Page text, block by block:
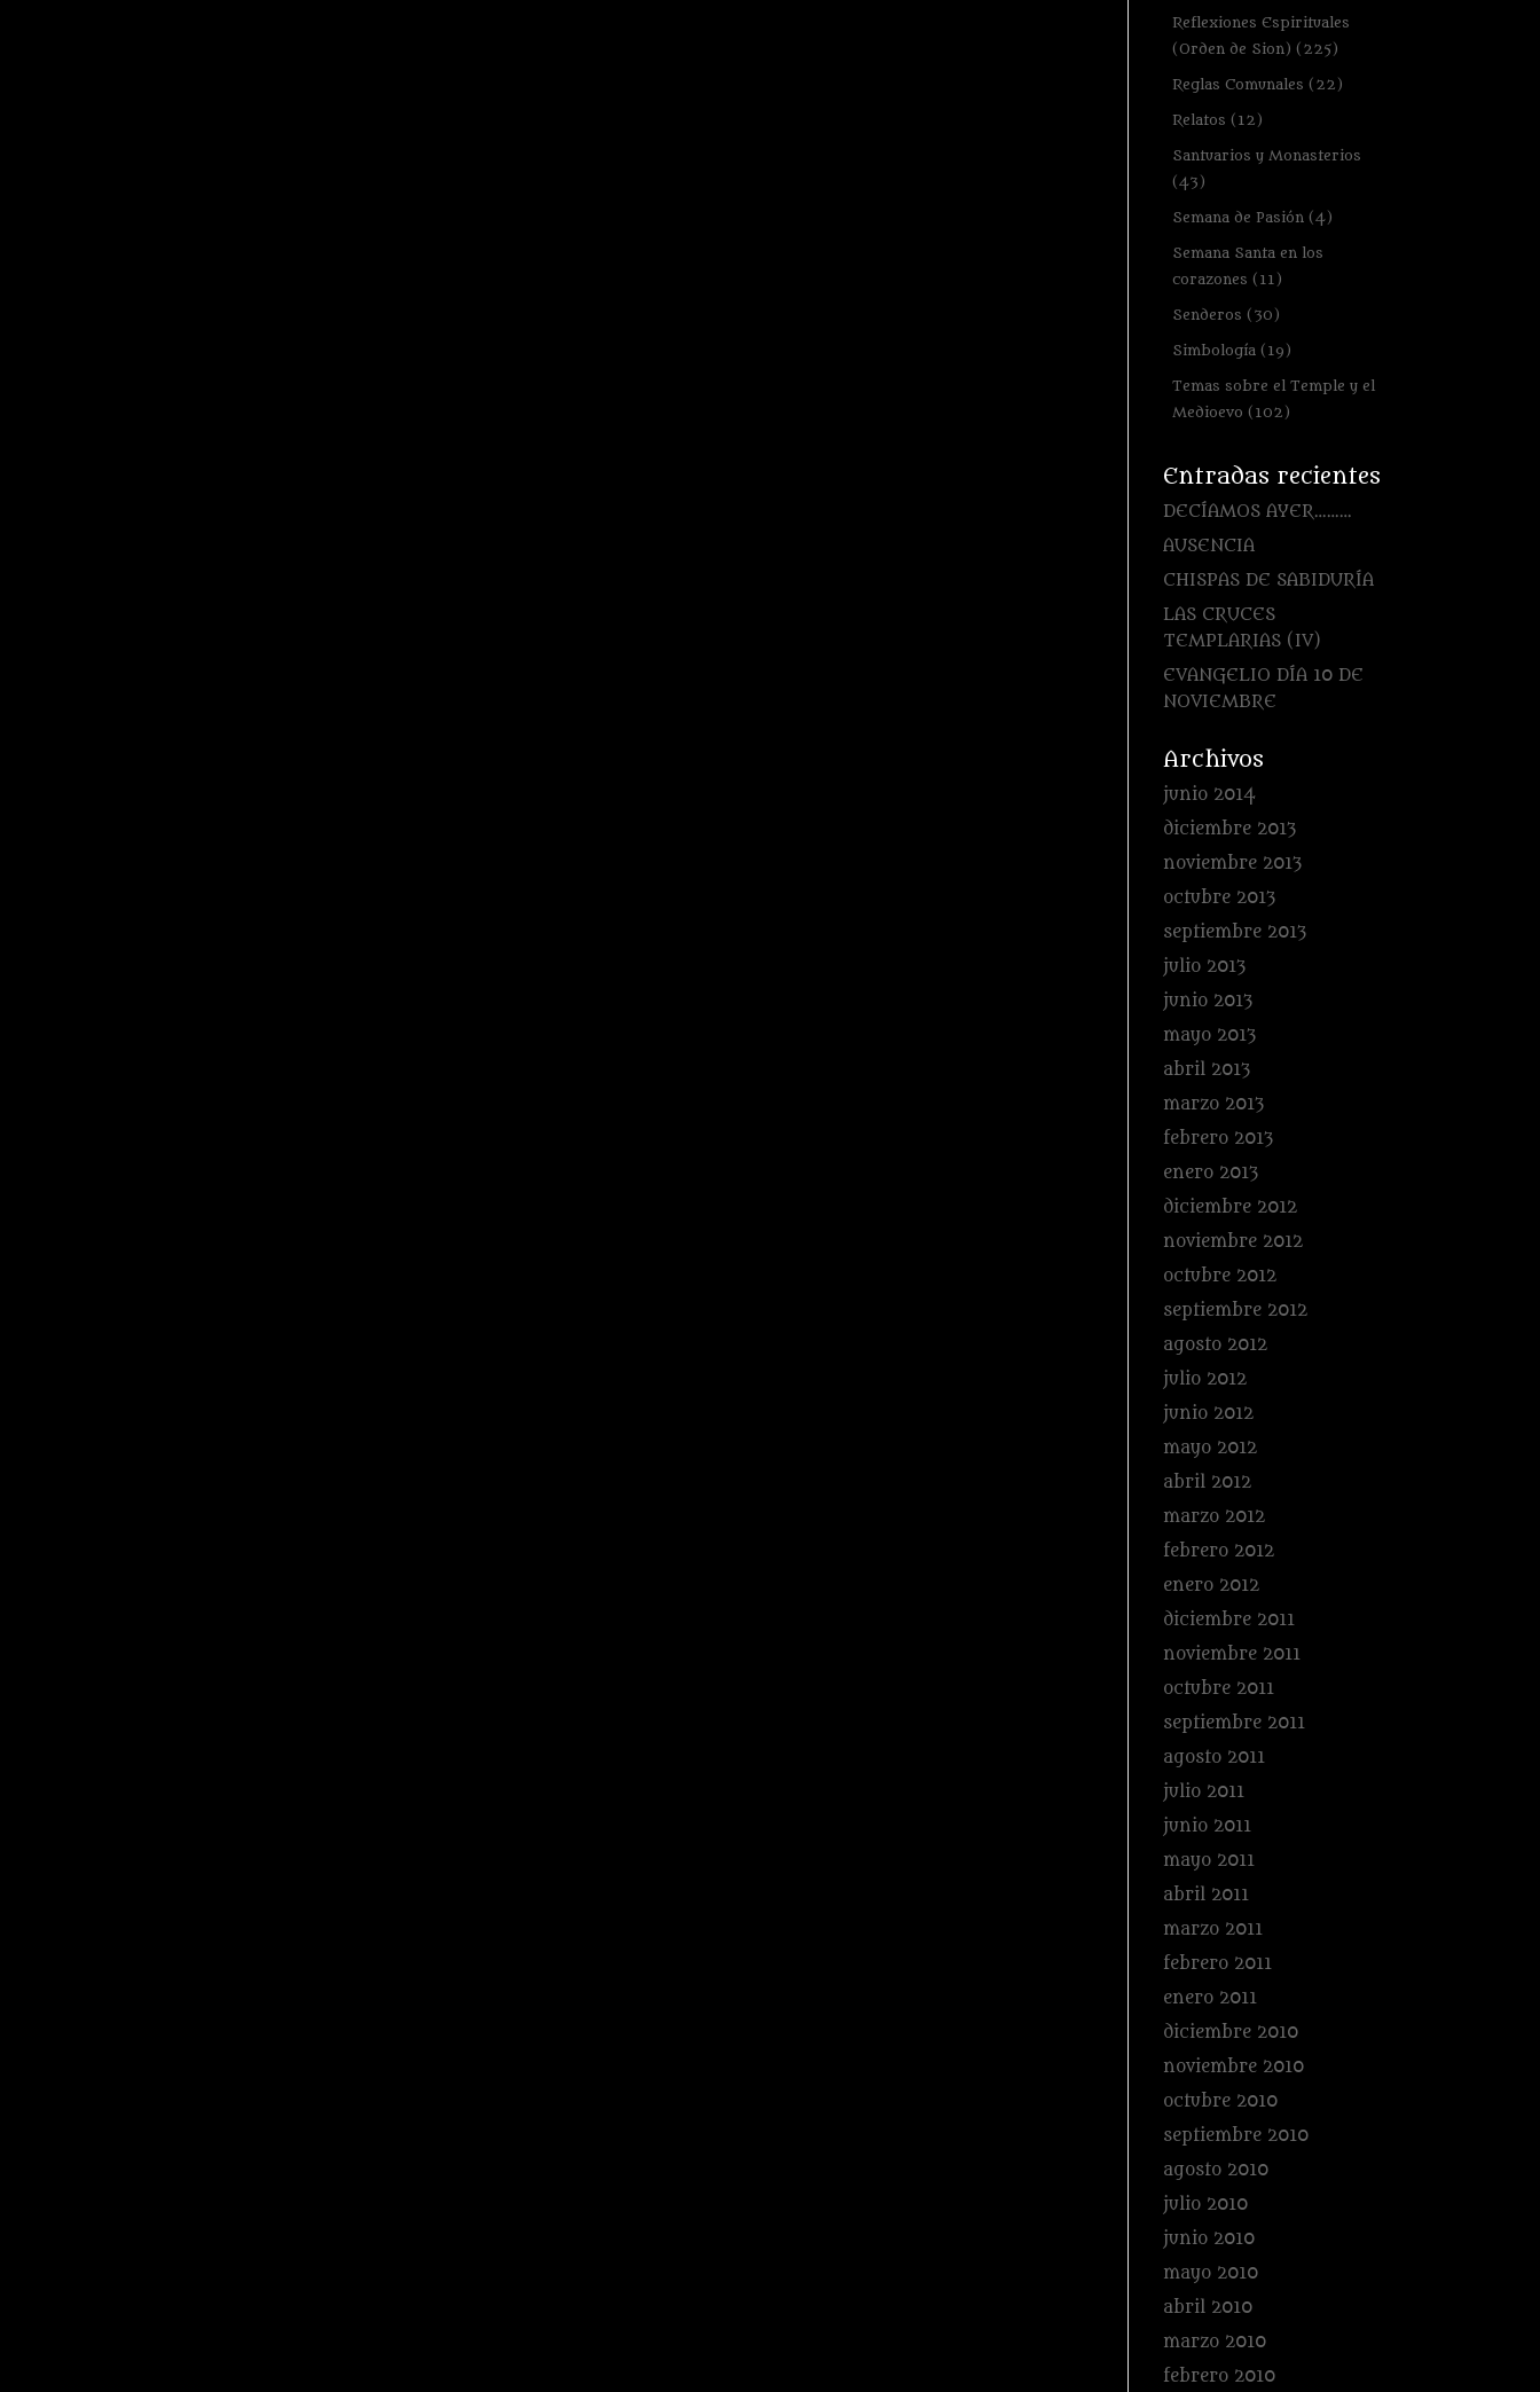
Reflexiones Espirituales
(Orden de Sion) (225)
Reglas Comunales (22)
Relatos (12)
Santuarios y Monasterios
(43)
Semana de Pasión (4)
Semana Santa en los
corazones (11)
Senderos (30)
Simbología (19)
Temas sobre el Temple y el
Medioevo (102)
Entradas recientes
DECÍAMOS AYER………
AUSENCIA
CHISPAS DE SABIDURÍA
LAS CRUCES
TEMPLARIAS (IV)
EVANGELIO DÍA 10 DE
NOVIEMBRE
Archivos
junio 2014
diciembre 2013
noviembre 2013
octubre 2013
septiembre 2013
julio 2013
junio 2013
mayo 2013
abril 2013
marzo 2013
febrero 2013
enero 2013
diciembre 2012
noviembre 2012
octubre 2012
septiembre 2012
agosto 2012
julio 2012
junio 2012
mayo 2012
abril 2012
marzo 2012
febrero 2012
enero 2012
diciembre 2011
noviembre 2011
octubre 2011
septiembre 2011
agosto 2011
julio 2011
junio 2011
mayo 2011
abril 2011
marzo 2011
febrero 2011
enero 2011
diciembre 2010
noviembre 2010
octubre 2010
septiembre 2010
agosto 2010
julio 2010
junio 2010
mayo 2010
abril 2010
marzo 2010
febrero 2010